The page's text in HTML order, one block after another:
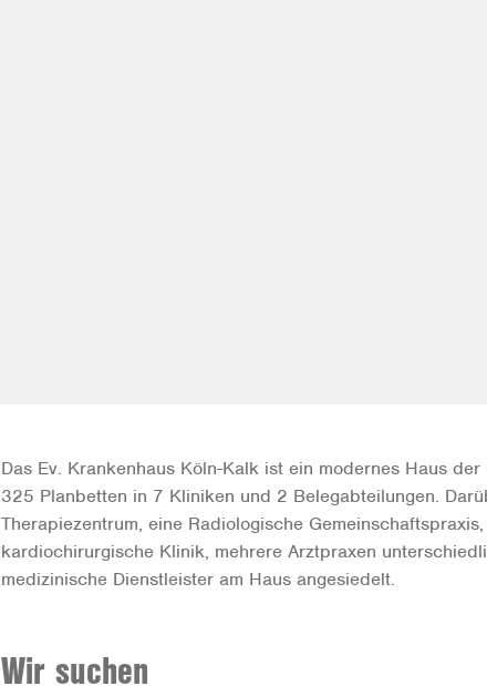
Das Ev. Krankenhaus Köln-Kalk ist ein modernes Haus
325 Planbetten in 7 Kliniken und 2 Belegabteilungen.
Therapiezentrum, eine Radiologische
kardiochirurgische Klinik, mehrere Arztpraxen
medizinische Dienstleister am Haus angesiedelt.
Wir suchen